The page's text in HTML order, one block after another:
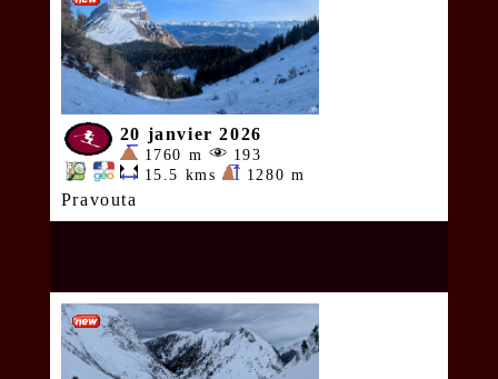
20 janvier 2026
1760 m
193
15.5 kms
1280 m
Pravouta